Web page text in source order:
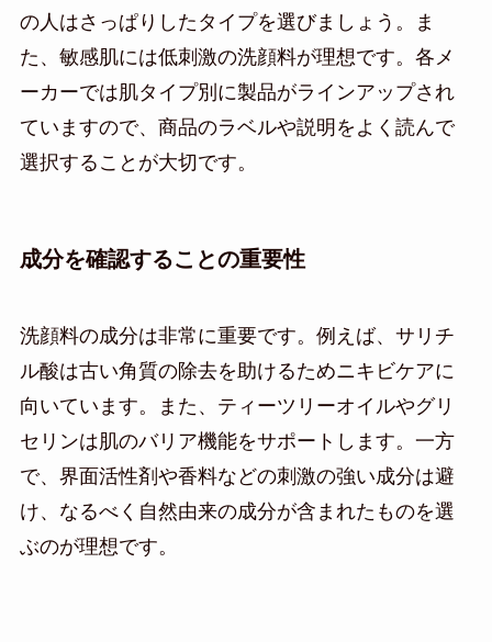
の人はさっぱりしたタイプを選びましょう。ま
た、敏感肌には低刺激の洗顔料が理想です。各メ
ーカーでは肌タイプ別に製品がラインアップされ
ていますので、商品のラベルや説明をよく読んで
選択することが大切です。
成分を確認することの重要性
洗顔料の成分は非常に重要です。例えば、サリチ
ル酸は古い角質の除去を助けるためニキビケアに
向いています。また、ティーツリーオイルやグリ
セリンは肌のバリア機能をサポートします。一方
で、界面活性剤や香料などの刺激の強い成分は避
け、なるべく自然由来の成分が含まれたものを選
ぶのが理想です。